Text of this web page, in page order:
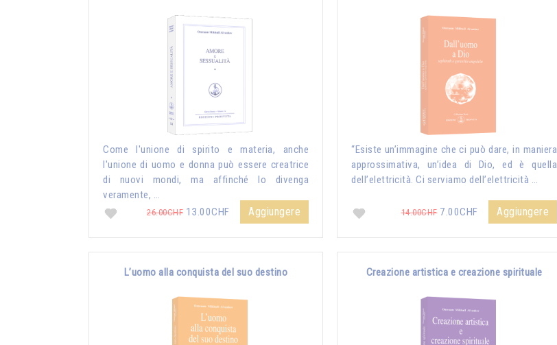
Come l'unione di spirito e materia, anche
l'unione di uomo e donna può essere creatrice
di nuovi mondi, ma affinché lo divenga
veramente, …
26.00CHF 13.00CHF Aggiungere
“Esiste un’immagine che ci può dare, in maniera
approssimativa, un’idea di Dio, ed è quella
dell’elettricità. Ci serviamo dell’elettricità …
14.00CHF7.00CHF Aggiungere
L’uomo alla conquista del suo destino Creazione artistica e creazione spirituale